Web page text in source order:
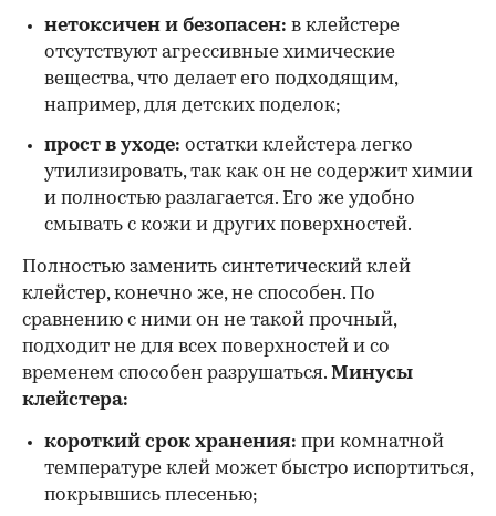
нетоксичен и безопасен: в клейстере
отсутствуют агрессивные химические
вещества, что делает его подходящим,
например, для детских поделок;
прост в уходе: остатки клейстера легко
утилизировать, так как он не содержит химии
и полностью разлагается. Его же удобно
смывать с кожи и других поверхностей.
Полностью заменить синтетический клей
клейстер, конечно же, не способен. По
сравнению с ними он не такой прочный,
подходит не для всех поверхностей и со
временем способен разрушаться. Минусы
клейстера:
короткий срок хранения: при комнатной
температуре клей может быстро испортиться,
покрывшись плесенью;